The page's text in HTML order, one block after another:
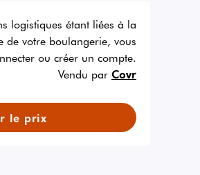
logistiques étant liées à la
de votre boulangerie, vous
ou créer un compte.
Vendu par Covr
le prix